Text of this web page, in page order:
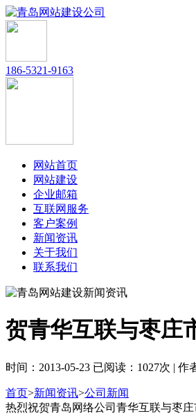
186-5321-9163
网站首页
网站建设
企业邮箱
互联网服务
客户案例
新闻资讯
关于我们
联系我们
贺青华互联与枣庄
时间：2013-05-23 已阅读：1027次 | 作
首页>新闻资讯>公司新闻
热烈祝贺青岛网络公司青华互联与枣